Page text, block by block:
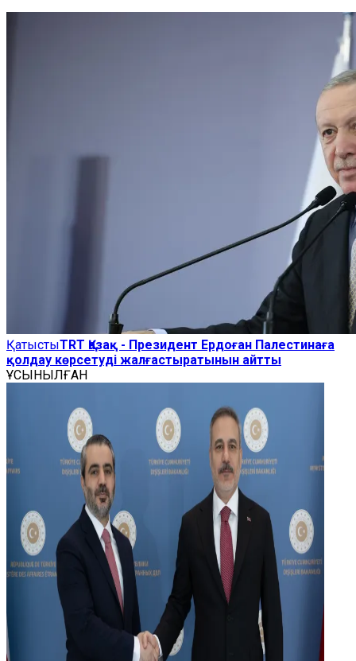
ҚатыстыTRT Қазақ - Президент Ердоған Палестинаға
қолдау көрсетуді жалғастыратынын айтты
ҰСЫНЫЛҒАН